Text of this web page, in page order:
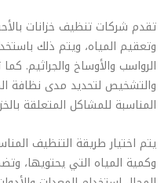
تقدم شركات تنظيف خزانات
وتعقيم المياه، ويتم ذلك
الرواسب والأوساخ والجراثيم.
والتشخيص لتحديد مدى نظافة
المناسبة للمشاكل المتعلقة
يتم اختيار طريقة التنظيف
وكمية المياه التي يحتويها،